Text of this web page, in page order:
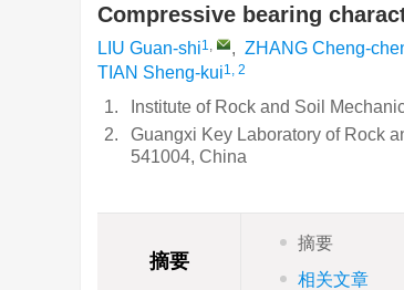
Compressive bearing
LIU Guan-shi1, , ZHANG Cheng-
TIAN Sheng-kui1, 2
1.
Institute of Rock and Soil
2.
Guangxi Key Laboratory of Rock
541004, China
摘要
摘要
相关文章